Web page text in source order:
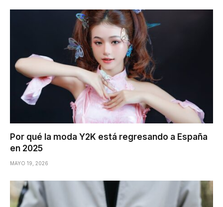
Por qué la moda Y2K está regresando a España
en 2025
MAYO 19, 2026